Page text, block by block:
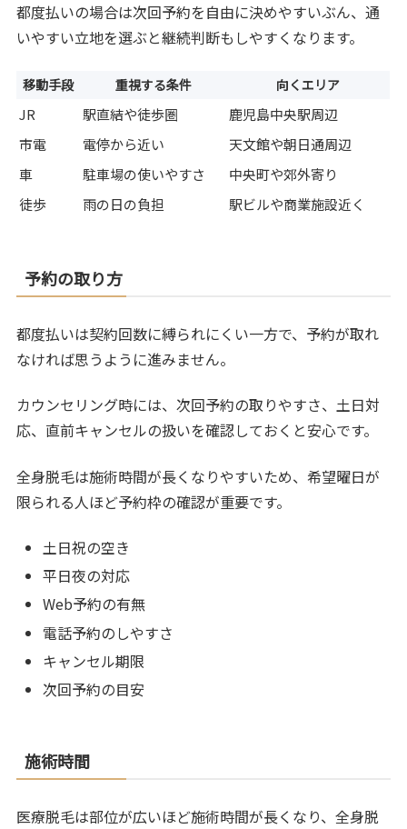
都度払いの場合は次回予約を自由に決めやすいぶん、通
いやすい立地を選ぶと継続判断もしやすくなります。
移動手段 重視する条件 向くエリア
JR 駅直結や徒歩圏
鹿児島中央駅周辺
市電
電停から近い
天文館や朝日通周辺
車
駐車場の使いやすさ
中央町や郊外寄り
徒歩
雨の日の負担 駅ビルや商業施設近く
予約の取り方
都度払いは契約回数に縛られにくい一方で、予約が取れ
なければ思うように進みません。
カウンセリング時には、次回予約の取りやすさ、土日対
応、直前キャンセルの扱いを確認しておくと安心です。
全身脱毛は施術時間が長くなりやすいため、希望曜日が
限られる人ほど予約枠の確認が重要です。
土日祝の空き
平日夜の対応
Web予約の有無
電話予約のしやすさ
キャンセル期限
次回予約の目安
施術時間
医療脱毛は部位が広いほど施術時間が長くなり、全身脱